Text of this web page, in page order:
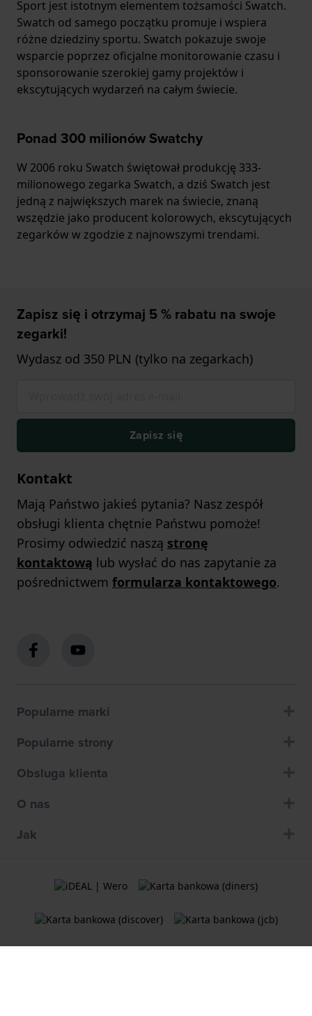
Sport jest istotnym elementem tożsamości Swatch.
Swatch od samego początku promuje i wspiera
różne dziedziny sportu. Swatch pokazuje swoje
wsparcie poprzez oficjalne monitorowanie czasu i
sponsorowanie szerokiej gamy projektów i
ekscytujących wydarzeń na całym świecie.
Ponad 300 milionów Swatchy
W 2006 roku Swatch świętował produkcję 333-
milionowego zegarka Swatch, a dziś Swatch jest
jedną z największych marek na świecie, znaną
wszędzie jako producent kolorowych, ekscytujących
zegarków w zgodzie z najnowszymi trendami.
Zapisz się i otrzymaj 5 % rabatu na swoje
zegarki!
Wydasz od 350 PLN (tylko na zegarkach)
Zapisz się
Kontakt
Mają Państwo jakieś pytania? Nasz zespół
obsługi klienta chętnie Państwu pomoże!
Prosimy odwiedzić naszą stronę
kontaktową lub wysłać do nas zapytanie za
pośrednictwem formularza kontaktowego.
Popularne marki
Popularne strony
Obsluga klienta
O nas
Jak